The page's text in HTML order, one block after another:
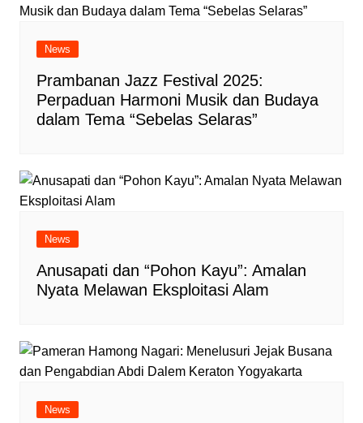
News
Prambanan Jazz Festival 2025:
Perpaduan Harmoni Musik dan Budaya
dalam Tema “Sebelas Selaras”
News
Anusapati dan “Pohon Kayu”: Amalan
Nyata Melawan Eksploitasi Alam
News